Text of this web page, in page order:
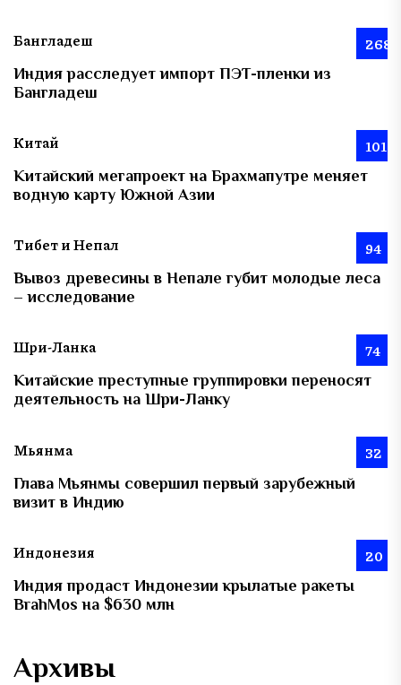
Бангладеш 268
Индия расследует импорт ПЭТ-пленки из
Бангладеш
Китай 101
Китайский мегапроект на Брахмапутре меняет
водную карту Южной Азии
Тибет и Непал 94
Вывоз древесины в Непале губит молодые леса
– исследование
Шри-Ланка 74
Китайские преступные группировки переносят
деятельность на Шри-Ланку
Мьянма 32
Глава Мьянмы совершил первый зарубежный
визит в Индию
Индонезия 20
Индия продаст Индонезии крылатые ракеты
BrahMos на $630 млн
Архивы